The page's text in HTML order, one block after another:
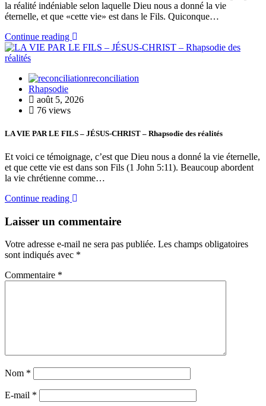
la réalité indéniable selon laquelle Dieu nous a donné la vie
éternelle, et que «cette vie» est dans le Fils. Quiconque…
Continue reading
reconciliation
Rhapsodie
août 5, 2026
76 views
LA VIE PAR LE FILS – JÉSUS-CHRIST – Rhapsodie des réalités
Et voici ce témoignage, c’est que Dieu nous a donné la vie éternelle,
et que cette vie est dans son Fils (1 John 5:11). Beaucoup abordent
la vie chrétienne comme…
Continue reading
Laisser un commentaire
Votre adresse e-mail ne sera pas publiée. Les champs obligatoires
sont indiqués avec *
Commentaire *
Nom *
E-mail *